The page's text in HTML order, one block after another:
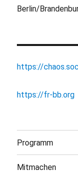
Berlin/
https://
https://fr-bb.org
Programm
Mitmachen